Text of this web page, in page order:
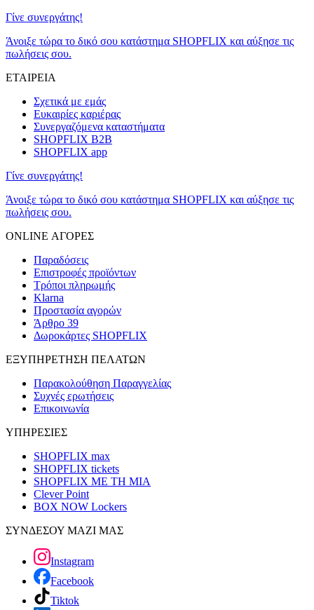
Γίνε συνεργάτης!
Άνοιξε τώρα το δικό σου κατάστημα SHOPFLIX και αύξησε τις
πωλήσεις σου.
ΕΤΑΙΡΕΙΑ
Σχετικά με εμάς
Ευκαιρίες καριέρας
Συνεργαζόμενα καταστήματα
SHOPFLIX B2B
SHOPFLIX app
Γίνε συνεργάτης!
Άνοιξε τώρα το δικό σου κατάστημα SHOPFLIX και αύξησε τις
πωλήσεις σου.
ONLINE ΑΓΟΡΕΣ
Παραδόσεις
Επιστροφές προϊόντων
Τρόποι πληρωμής
Klarna
Προστασία αγορών
Άρθρο 39
Δωροκάρτες SHOPFLIX
ΕΞΥΠΗΡΕΤΗΣΗ ΠΕΛΑΤΩΝ
Παρακολούθηση Παραγγελίας
Συχνές ερωτήσεις
Επικοινωνία
ΥΠΗΡΕΣΙΕΣ
SHOPFLIX max
SHOPFLIX tickets
SHOPFLIX ΜΕ ΤΗ ΜΙΑ
Clever Point
BOX NOW Lockers
ΣΥΝΔΕΣΟΥ ΜΑΖΙ ΜΑΣ
Instagram
Facebook
Tiktok